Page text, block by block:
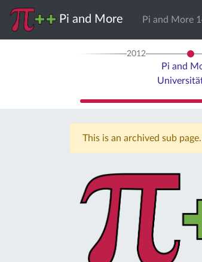
Pi and More Pi and More
2012
Pi and
This is an archived sub page.